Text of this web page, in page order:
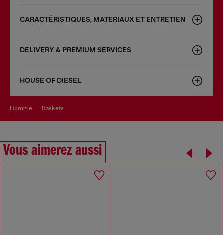
CARACTÉRISTIQUES, MATÉRIAUX ET ENTRETIEN
DELIVERY & PREMIUM SERVICES
HOUSE OF DIESEL
homme baskets
Vous aimerez aussi